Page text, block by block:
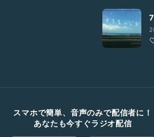
スマホで簡単、音声のみで配信者に！
あなたも今すぐラジオ配信